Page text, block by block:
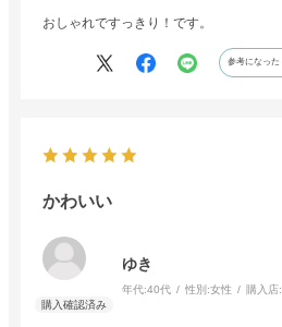
おしゃれですっきり！です。
参考になった
かわいい
ゆき
年代:40代 性別:女性 購入店: